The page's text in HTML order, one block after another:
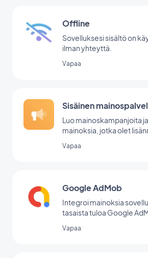
Offline
Sovelluksesi sisältö on
ilman yhteyttä.
Vapaa
Sisäinen
Luo mainoskampanjoita
mainoksia, jotka olet
Vapaa
Google AdMob
Integroi mainoksia
tasaista tuloa Google
Vapaa